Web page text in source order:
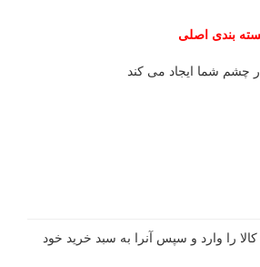
بندی اصلی
چشم شما ایجاد می کند
را وارد و سپس آنرا به سبد خرید خود